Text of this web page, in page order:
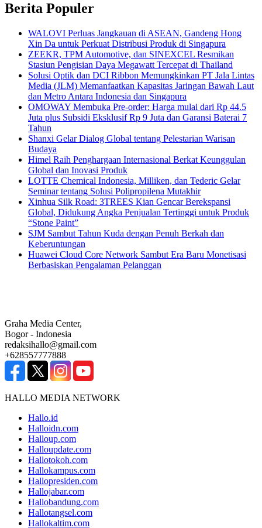
Berita Populer
WALOVI Perluas Jangkauan di ASEAN, Gandeng Hong
Xin Da untuk Perkuat Distribusi Produk di Singapura
ZEEKR, TPM Automotive, dan SINEXCEL Resmikan
Stasiun Pengisian Daya Megawatt Tercepat di Thailand
Solusi Optik dan DCI Ribbon Memungkinkan PT Jala Lintas
Media (JLM) Memanfaatkan Kapasitas Jaringan Bawah Laut
dan Metro Antara Indonesia dan Singapura
OMOWAY Membuka Pre-order: Harga mulai dari Rp 44.5
Juta plus Subsidi Eksklusif Rp 9 Juta dan Garansi Baterai 7
Tahun
Shanxi Gelar Dialog Global tentang Pelestarian Warisan
Budaya
Himel Raih Penghargaan Internasional Berkat Keunggulan
Global dan Inovasi Produk
LOTTE Chemical Indonesia, Milliken, dan Tederic Gelar
Seminar tentang Solusi Polipropilena Mutakhir
Xinhua Silk Road: 3TREES Kian Gencar Berekspansi
Global, Didukung Angka Penjualan Tertinggi untuk Produk
“Stone Paint”
SJM Sambut Tahun Kuda dengan Penuh Berkah dan
Keberuntungan
Huawei Cloud Core Network Sambut Era Baru Monetisasi
Berbasiskan Pengalaman Pelanggan
Graha Media Center,
Bogor - Indonesia
redaksihallo@gmail.com
+628557777888
HALLO MEDIA NETWORK
Hallo.id
Halloidn.com
Halloup.com
Halloupdate.com
Hallotokoh.com
Hallokampus.com
Hallopresiden.com
Hallojabar.com
Hallobandung.com
Hallotangsel.com
Hallokaltim.com